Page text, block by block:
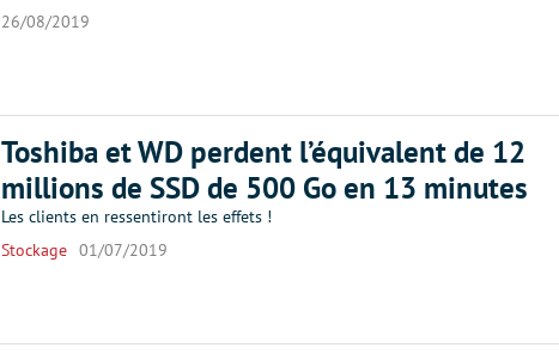
26/08/2019
Toshiba et WD perdent l’équivalent de 12
millions de SSD de 500 Go en 13 minutes
Les clients en ressentiront les effets !
Stockage 01/07/2019